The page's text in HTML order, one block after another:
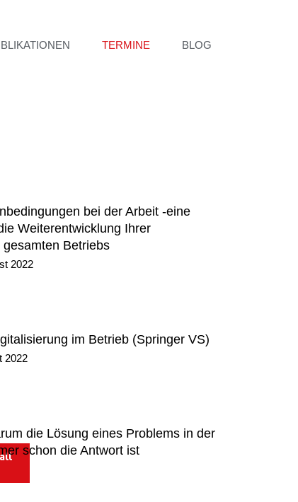
TERMINE BLOG
bei der Arbeit -eine
Weiterentwicklung Ihrer
Betriebs
2022
im Betrieb (Springer VS)
2022
die Lösung eines Problems in der
schon die Antwort ist